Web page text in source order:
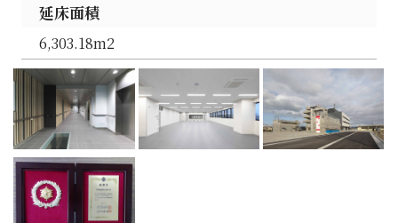
延床面積
6,303.18m2